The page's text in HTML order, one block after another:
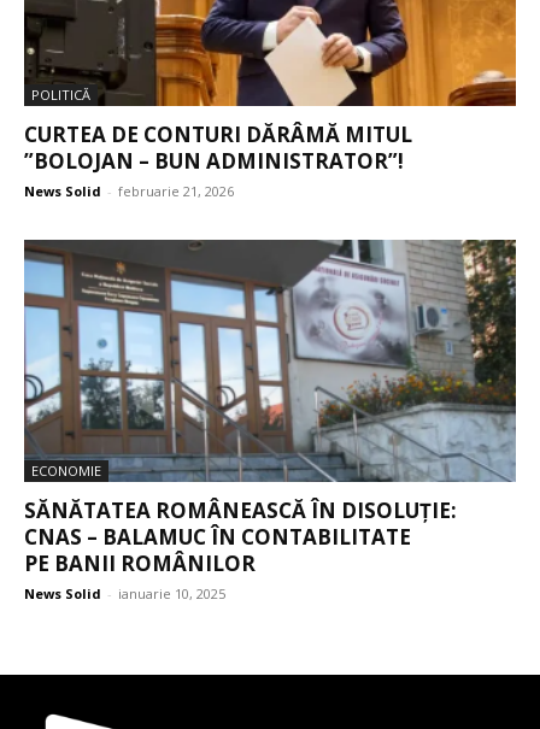
POLITICĂ
CURTEA DE CONTURI DĂRÂMĂ MITUL
”BOLOJAN – BUN ADMINISTRATOR”!
News Solid - februarie 21, 2026
ECONOMIE
SĂNĂTATEA ROMÂNEASCĂ ÎN DISOLUȚIE:
CNAS – BALAMUC ÎN CONTABILITATE
PE BANII ROMÂNILOR
News Solid - ianuarie 10, 2025